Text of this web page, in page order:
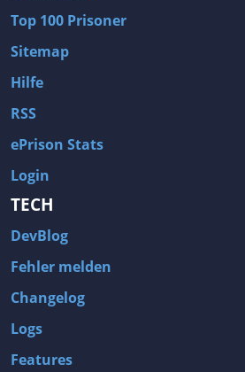
Top 100 Prisoner
Sitemap
Hilfe
RSS
ePrison Stats
Login
TECH
DevBlog
Fehler melden
Changelog
Logs
Features